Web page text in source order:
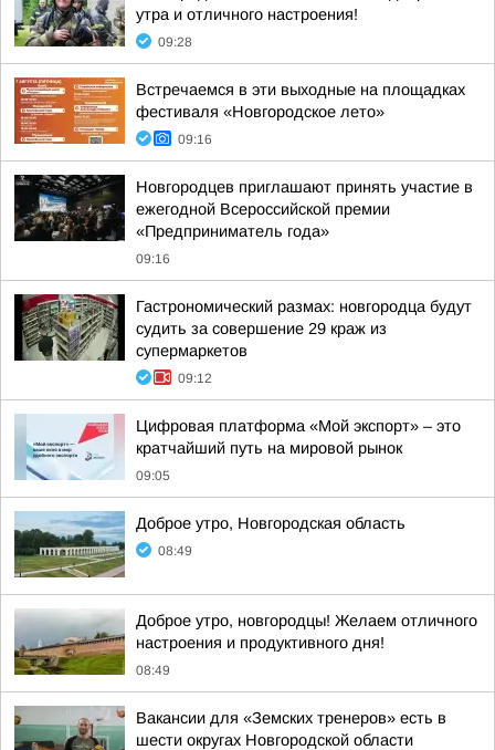
утра и отличного настроения!
09:28
Встречаемся в эти выходные на площадках
фестиваля «Новгородское лето»
09:16
Новгородцев приглашают принять участие в
ежегодной Всероссийской премии
«Предприниматель года»
09:16
Гастрономический размах: новгородца будут
судить за совершение 29 краж из
супермаркетов
09:12
Цифровая платформа «Мой экспорт» – это
кратчайший путь на мировой рынок
09:05
Доброе утро, Новгородская область
08:49
Доброе утро, новгородцы! Желаем отличного
настроения и продуктивного дня!
08:49
Вакансии для «Земских тренеров» есть в
шести округах Новгородской области